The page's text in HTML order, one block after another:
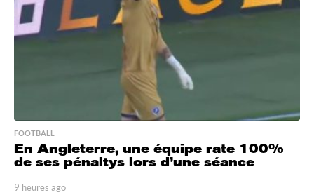
FOOTBALL
En Angleterre, une équipe rate 100%
de ses pénaltys lors d’une séance
9 heures ago